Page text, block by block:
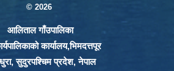
© 2026
आलिताल गाँउपालिका
कार्यालय,भिमदत्तपूर
सुदुरपश्चिम प्रदेश, नेपाल